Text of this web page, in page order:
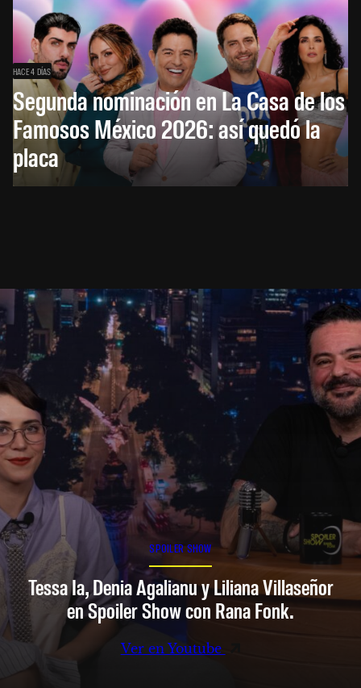
HACE 4 DÍAS
Segunda nominación en La Casa de los
Famosos México 2026: así quedó la
placa
SPOILER SHOW
Tessa Ia, Denia Agalianu y Liliana Villaseñor
en Spoiler Show con Rana Fonk.
Ver en Youtube